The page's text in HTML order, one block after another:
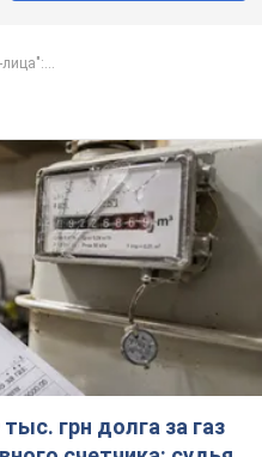
грн долга за газ